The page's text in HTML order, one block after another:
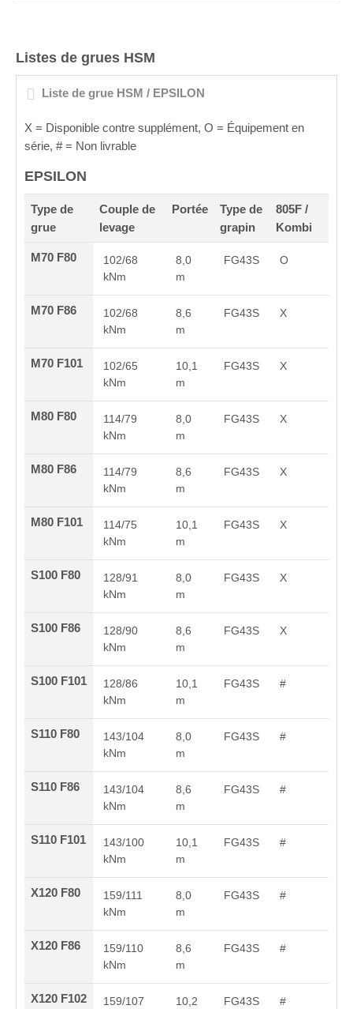
Listes de grues HSM
Liste de grue HSM / EPSILON
X = Disponible contre supplément, O = Équipement en
série, # = Non livrable
EPSILON
Type de
grue
Couple de
levage
Portée
Type de
grapin
805F /
Kombi
M70 F80
102/68
kNm
8,0
m
FG43S O
M70 F86
102/68
kNm
8,6
m
FG43S X
M70 F101
102/65
kNm
10,1
m
FG43S X
M80 F80
114/79
kNm
8,0
m
FG43S X
M80 F86
114/79
kNm
8,6
m
FG43S X
M80 F101
114/75
kNm
10,1
m
FG43S X
S100 F80
128/91
kNm
8,0
m
FG43S X
S100 F86
128/90
kNm
8,6
m
FG43S X
S100 F101
128/86
kNm
10,1
m
FG43S #
S110 F80
143/104
kNm
8,0
m
FG43S #
S110 F86
143/104
kNm
8,6
m
FG43S #
S110 F101
143/100
kNm
10,1
m
FG43S #
X120 F80
159/111
kNm
8,0
m
FG43S #
X120 F86
159/110
kNm
8,6
m
FG43S #
X120 F102
159/107
10,2
FG43S #